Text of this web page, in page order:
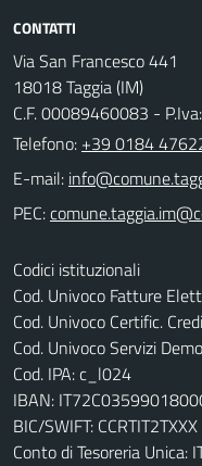
CONTATTI
Via San Francesco 441
18018 Taggia (IM)
C.F. 00089460083 -
Telefono: +39 0184
E-mail:
PEC:
Codici istituzionali
Cod. Univoco Fatture
Cod. Univoco Certific.
Cod. Univoco Servizi
Cod. IPA: c_l024
IBAN:
BIC/SWIFT: CCRTIT2TXXX
Conto di Tesoreria